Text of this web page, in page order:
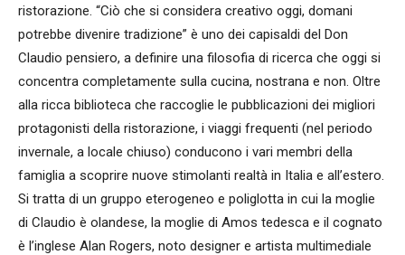
ristorazione. “Ciò che si considera creativo oggi, domani
potrebbe divenire tradizione” è uno dei capisaldi del Don
Claudio pensiero, a definire una filosofia di ricerca che oggi si
concentra completamente sulla cucina, nostrana e non. Oltre
alla ricca biblioteca che raccoglie le pubblicazioni dei migliori
protagonisti della ristorazione, i viaggi frequenti (nel periodo
invernale, a locale chiuso) conducono i vari membri della
famiglia a scoprire nuove stimolanti realtà in Italia e all’estero.
Si tratta di un gruppo eterogeneo e poliglotta in cui la moglie
di Claudio è olandese, la moglie di Amos tedesca e il cognato
è l’inglese Alan Rogers, noto designer e artista multimediale